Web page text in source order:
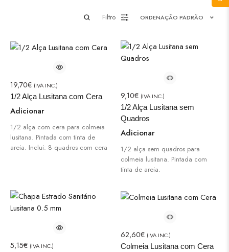
Filtro ORDENAÇÃO PADRÃO
19,70€ (IVA INC.)
1/2 Alça Lusitana com Cera
Adicionar
1/2 alça com cera para colmeia
lusitana. Pintada com tinta de
areia. Inclui: 8 quadros com cera
9,10€ (IVA INC.)
1/2 Alça Lusitana sem
Quadros
Adicionar
1/2 alça sem quadros para
colmeia lusitana. Pintada com
tinta de areia.
5,15€ (IVA INC.)
62,60€ (IVA INC.)
Colmeia Lusitana com Cera